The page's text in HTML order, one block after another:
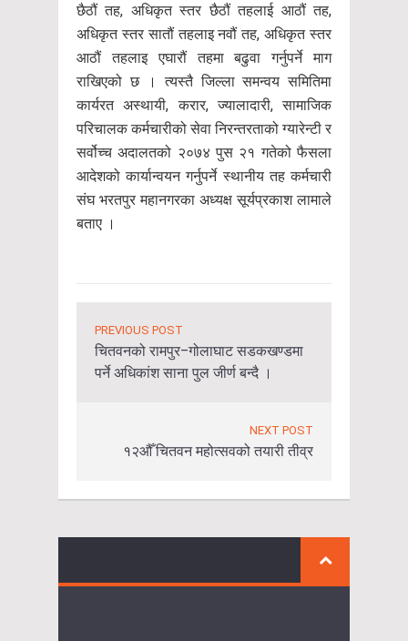
छैठौं तह, अधिकृत स्तर छैठौं तहलाई आठौं तह,
अधिकृत स्तर सातौं तहलाइ नवौं तह, अधिकृत स्तर
आठौं तहलाइ एघारौं तहमा बढुवा गर्नुपर्ने माग
राखिएको छ । त्यस्तै जिल्ला समन्वय समितिमा
कार्यरत अस्थायी, करार, ज्यालादारी, सामाजिक
परिचालक कर्मचारीको सेवा निरन्तरताको ग्यारेन्टी र
सर्वोच्च अदालतको २०७४ पुस २१ गतेको फैसला
आदेशको कार्यान्वयन गर्नुपर्ने स्थानीय तह कर्मचारी
संघ भरतपुर महानगरका अध्यक्ष सूर्यप्रकाश लामाले
बताए ।
PREVIOUS POST
चितवनको रामपुर–गोलाघाट सडकखण्डमा
पर्ने अधिकांश साना पुल जीर्ण बन्दै ।
NEXT POST
१२औँ चितवन महोत्सवको तयारी तीव्र